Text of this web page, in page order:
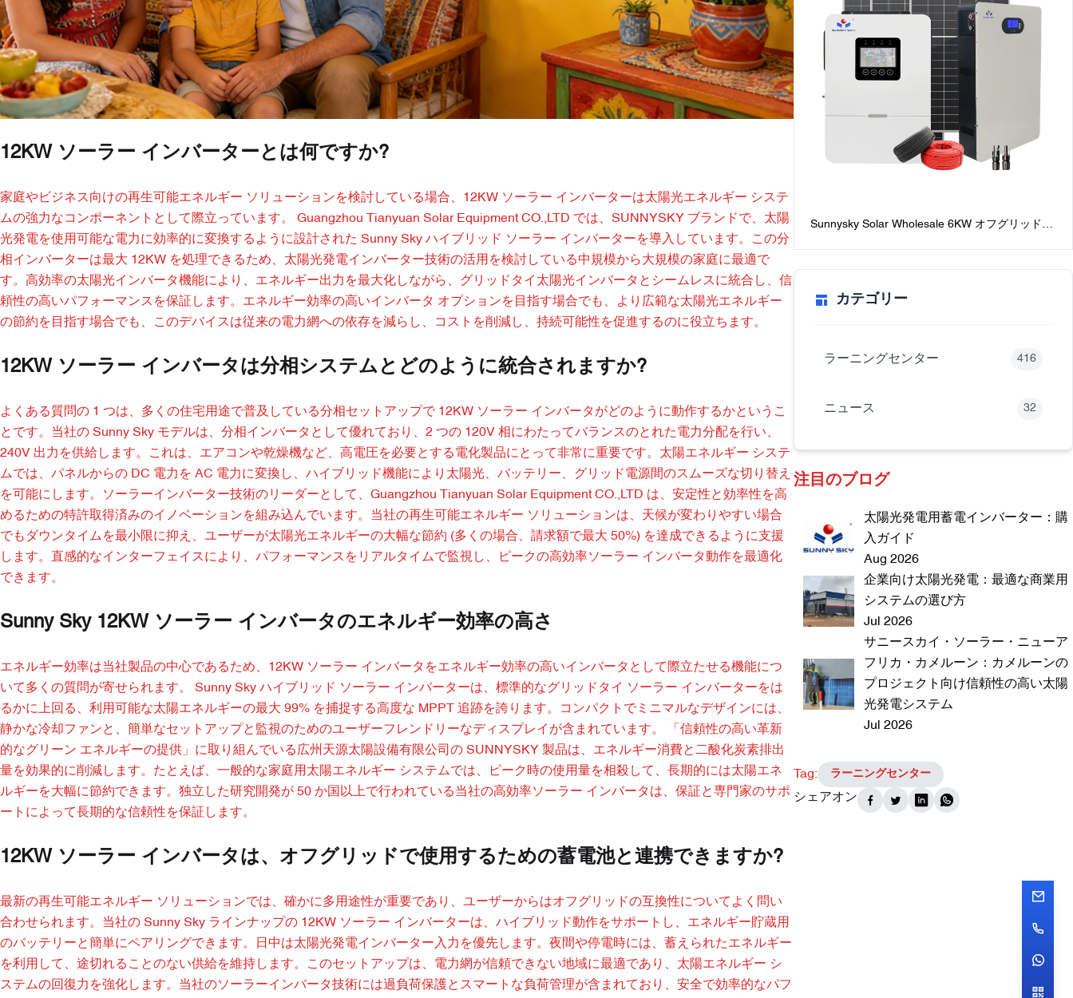
12KW ソーラー インバーターとは何ですか?
家庭やビジネス向けの再生可能エネルギー ソリューションを検討している場合、12KW ソーラー インバーターは太陽光エネルギー システ
ムの強力なコンポーネントとして際立っています。 Guangzhou Tianyuan Solar Equipment CO.,LTD では、SUNNYSKY ブランドで、太陽
光発電を使用可能な電力に効率的に変換するように設計された Sunny Sky ハイブリッド ソーラー インバーターを導入しています。この分
相インバーターは最大 12KW を処理できるため、太陽光発電インバーター技術の活用を検討している中規模から大規模の家庭に最適で
す。高効率の太陽光インバータ機能により、エネルギー出力を最大化しながら、グリッドタイ太陽光インバータとシームレスに統合し、信
頼性の高いパフォーマンスを保証します。エネルギー効率の高いインバータ オプションを目指す場合でも、より広範な太陽光エネルギー
の節約を目指す場合でも、このデバイスは従来の電力網への依存を減らし、コストを削減し、持続可能性を促進するのに役立ちます。
12KW ソーラー インバータは分相システムとどのように統合されますか?
よくある質問の 1 つは、多くの住宅用途で普及している分相セットアップで 12KW ソーラー インバータがどのように動作するかというこ
とです。当社の Sunny Sky モデルは、分相インバータとして優れており、2 つの 120V 相にわたってバランスのとれた電力分配を行い、
240V 出力を供給します。これは、エアコンや乾燥機など、高電圧を必要とする電化製品にとって非常に重要です。太陽エネルギー システ
ムでは、パネルからの DC 電力を AC 電力に変換し、ハイブリッド機能により太陽光、バッテリー、グリッド電源間のスムーズな切り替え
を可能にします。ソーラーインバーター技術のリーダーとして、Guangzhou Tianyuan Solar Equipment CO.,LTD は、安定性と効率性を高
めるための特許取得済みのイノベーションを組み込んでいます。当社の再生可能エネルギー ソリューションは、天候が変わりやすい場合
でもダウンタイムを最小限に抑え、ユーザーが太陽光エネルギーの大幅な節約 (多くの場合、請求額で最大 50%) を達成できるように支援
します。直感的なインターフェイスにより、パフォーマンスをリアルタイムで監視し、ピークの高効率ソーラー インバータ動作を最適化
できます。
Sunny Sky 12KW ソーラー インバータのエネルギー効率の高さ
エネルギー効率は当社製品の中心であるため、12KW ソーラー インバータをエネルギー効率の高いインバータとして際立たせる機能につ
いて多くの質問が寄せられます。 Sunny Sky ハイブリッド ソーラー インバーターは、標準的なグリッドタイ ソーラー インバーターをは
るかに上回る、利用可能な太陽エネルギーの最大 99% を捕捉する高度な MPPT 追跡を誇ります。コンパクトでミニマルなデザインには、
静かな冷却ファンと、簡単なセットアップと監視のためのユーザーフレンドリーなディスプレイが含まれています。 「信頼性の高い革新
的なグリーン エネルギーの提供」に取り組んでいる広州天源太陽設備有限公司の SUNNYSKY 製品は、エネルギー消費と二酸化炭素排出
量を効果的に削減します。たとえば、一般的な家庭用太陽エネルギー システムでは、ピーク時の使用量を相殺して、長期的には太陽エネ
ルギーを大幅に節約できます。独立した研究開発が 50 か国以上で行われている当社の高効率ソーラー インバータは、保証と専門家のサポ
ートによって長期的な信頼性を保証します。
12KW ソーラー インバータは、オフグリッドで使用するための蓄電池と連携できますか?
最新の再生可能エネルギー ソリューションでは、確かに多用途性が重要であり、ユーザーからはオフグリッドの互換性についてよく問い
合わせられます。当社の Sunny Sky ラインナップの 12KW ソーラー インバーターは、ハイブリッド動作をサポートし、エネルギー貯蔵用
のバッテリーと簡単にペアリングできます。日中は太陽光発電インバーター入力を優先します。夜間や停電時には、蓄えられたエネルギー
を利用して、途切れることのない供給を維持します。このセットアップは、電力網が信頼できない地域に最適であり、太陽エネルギー シ
ステムの回復力を強化します。当社のソーラーインバータ技術には過負荷保護とスマートな負荷管理が含まれており、安全で効率的なパフ
Sunnysky Solar Wholesale 6KW オフグリッド太
カテゴリー
ラーニングセンター 416
ニュース 32
注目のブログ
太陽光発電用蓄電インバーター：購
入ガイド
Aug 2026
企業向け太陽光発電：最適な商業用
システムの選び方
Jul 2026
サニースカイ・ソーラー・ニューア
フリカ・カメルーン：カメルーンの
プロジェクト向け信頼性の高い太陽
光発電システム
Jul 2026
Tag: ラーニングセンター
シェアオン